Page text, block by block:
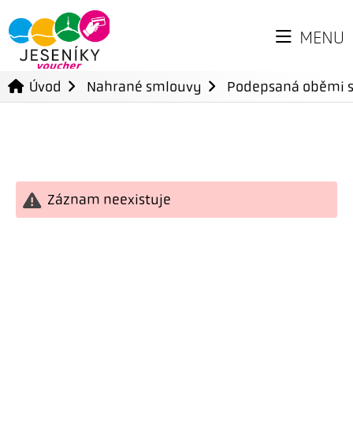
MENU
Úvod Nahrané smlouvy Podepsaná oběmi
Záznam neexistuje